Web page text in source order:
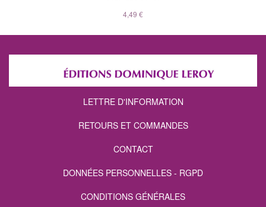
4,49 €
LETTRE D'INFORMATION
RETOURS ET COMMANDES
CONTACT
DONNÉES PERSONNELLES - RGPD
CONDITIONS GÉNÉRALES